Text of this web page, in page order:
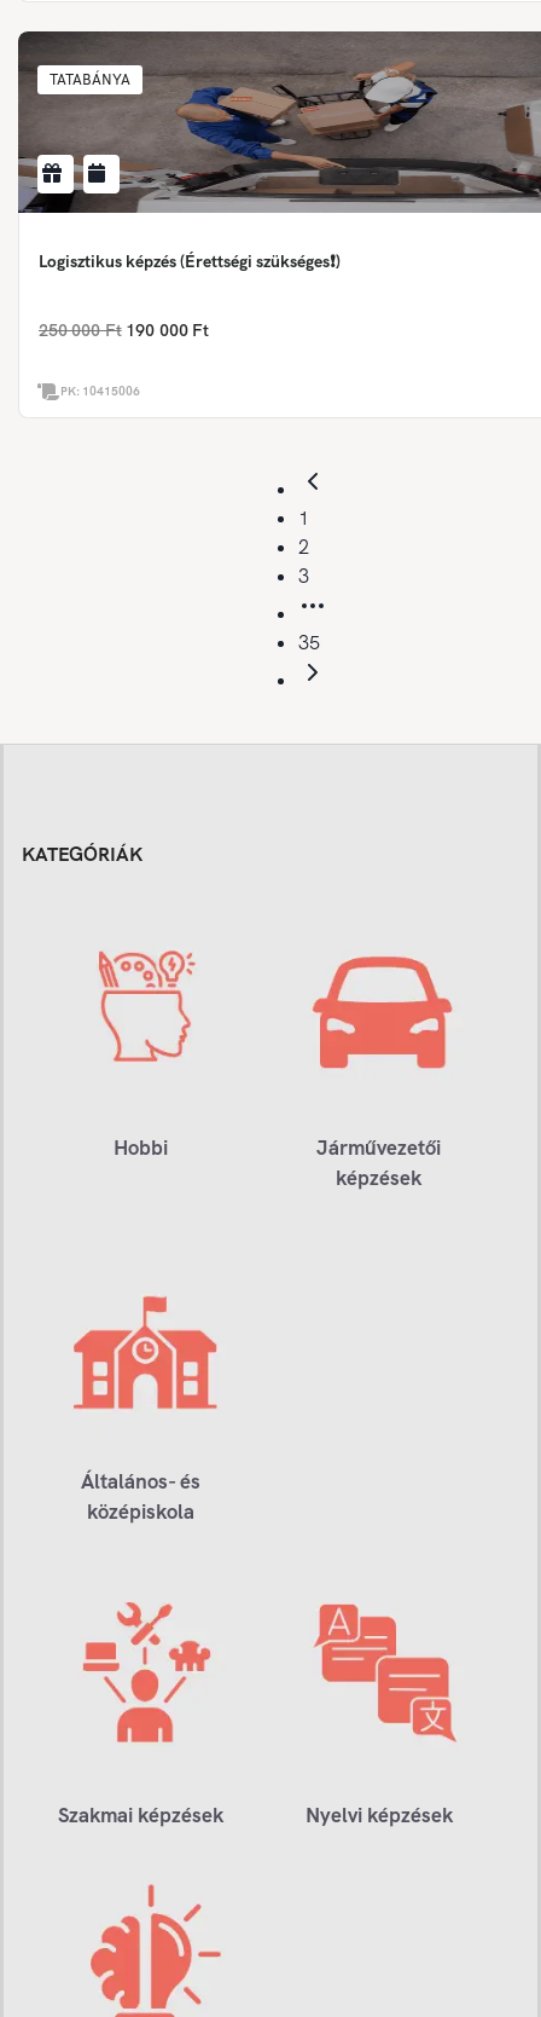
TATABÁNYA
Logisztikus képzés (Érettségi szükséges❗)
250 000 Ft 190 000 Ft
PK: 10415006
1
2
3
35
KATEGÓRIÁK
Hobbi
Járművezetői
képzések
Általános- és
középiskola
Szakmai képzések Nyelvi képzések